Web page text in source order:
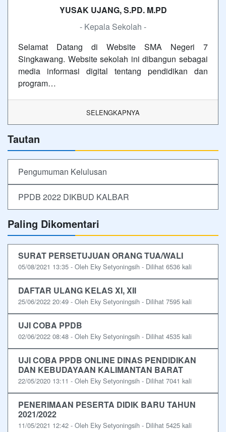
YUSAK UJANG, S.PD. M.PD
- Kepala Sekolah -
Selamat Datang di Website SMA Negeri 7
Singkawang. Website sekolah ini dibangun sebagai
media informasi digital tentang pendidikan dan
program…
SELENGKAPNYA
Tautan
Pengumuman Kelulusan
PPDB 2022 DIKBUD KALBAR
Paling Dikomentari
SURAT PERSETUJUAN ORANG TUA/WALI
05/08/2021 13:35 - Oleh Eky Setyoningsih - Dilihat 6536 kali
DAFTAR ULANG KELAS XI, XII
25/06/2022 20:49 - Oleh Eky Setyoningsih - Dilihat 7595 kali
UJI COBA PPDB
02/06/2022 08:48 - Oleh Eky Setyoningsih - Dilihat 4535 kali
UJI COBA PPDB ONLINE DINAS PENDIDIKAN
DAN KEBUDAYAAN KALIMANTAN BARAT
22/05/2020 13:11 - Oleh Eky Setyoningsih - Dilihat 7041 kali
PENERIMAAN PESERTA DIDIK BARU TAHUN
2021/2022
11/05/2021 12:42 - Oleh Eky Setyoningsih - Dilihat 5425 kali